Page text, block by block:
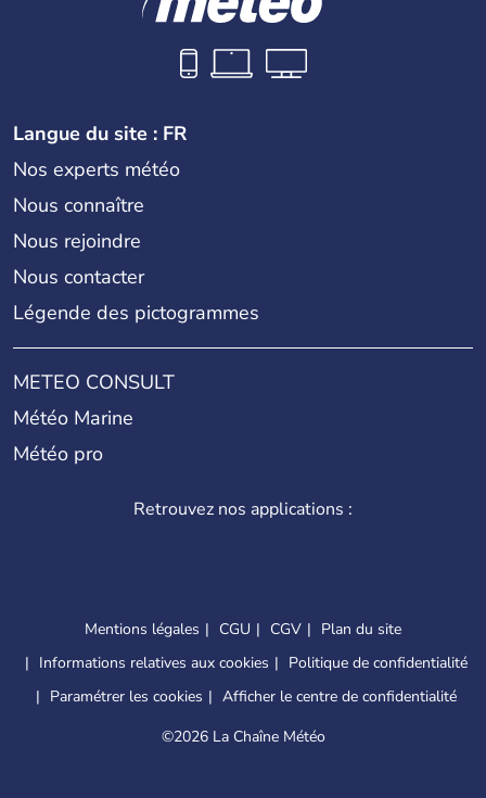
Langue du site : FR
Nos experts météo
Nous connaître
Nous rejoindre
Nous contacter
Légende des pictogrammes
METEO CONSULT
Météo Marine
Météo pro
Retrouvez nos applications :
Mentions légales CGU CGV
Plan du site
Informations relatives aux cookies
Politique de confidentialité
Paramétrer les cookies
Afficher le centre de confidentialité
©2026 La Chaîne Météo